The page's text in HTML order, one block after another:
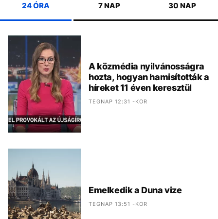
24 ÓRA 7 NAP 30 NAP
A közmédia nyilvánosságra
hozta, hogyan hamisították a
híreket 11 éven keresztül
TEGNAP 12:31 -KOR
Emelkedik a Duna vize
TEGNAP 13:51 -KOR